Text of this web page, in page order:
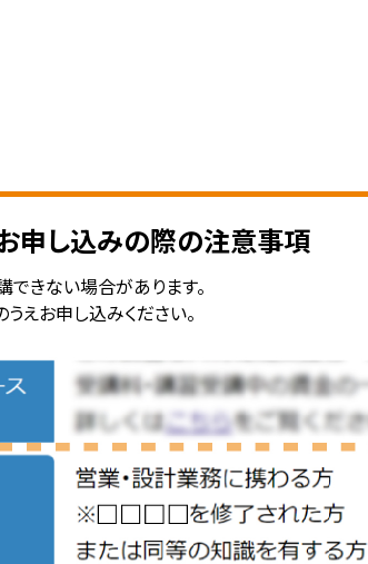
申し込みの際の注意事項
きない場合があります。
えお申し込みください。